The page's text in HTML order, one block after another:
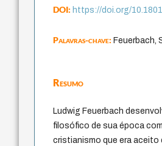
DOI:https://doi.org/
Palavras-chave:Feuerbach,
Resumo
Ludwig Feuerbach
filosófico de sua época
cristianismo que era aceito